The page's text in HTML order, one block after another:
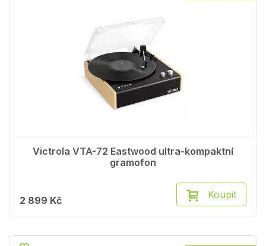
Victrola VTA-72 Eastwood ultra-kompaktní
gramofon
2 899 Kč Koupit